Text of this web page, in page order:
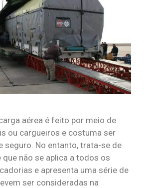
aérea é feito por meio de
ou cargueiros e costuma ser
seguro. No entanto, trata-se de
não se aplica a todos os
e apresenta uma série de
ser consideradas na